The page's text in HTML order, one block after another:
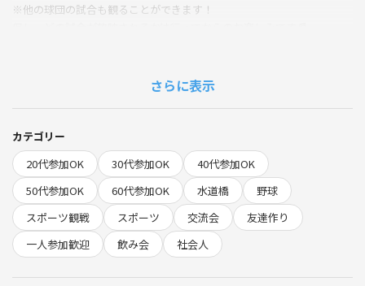
※他の球団の試合も観ることができます！
・会社外の繋がりが欲しい
・東京来たばかりで友達が欲しい
・気軽に会える友達が欲しい
そんな方のご参加お待ちしております😊
初参加・一人参加大歓迎✨
フラットに楽しめるサークルです🌱‬‪
さらに表示
カテゴリー
20代参加OK
30代参加OK
40代参加OK
50代参加OK
60代参加OK 水道橋
野球
スポーツ観戦
スポーツ 交流会
友達作り
一人参加歓迎
飲み会 社会人